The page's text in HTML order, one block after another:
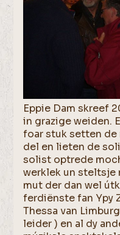
Eppie Dam skreef
in grazige weiden.
foar stuk setten
del en lieten de
solist optrede
werklek un steltsje
mut der dan wel
ferdiënste fan Ypy
Thessa van
leider ) en al dy